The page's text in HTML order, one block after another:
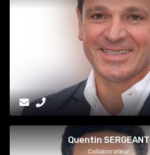
Quentin SERGEANT
Collaborateur